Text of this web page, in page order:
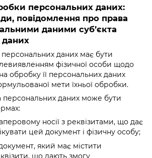
персональних даних:
повідомлення про права
даними суб’єкта
даних
персональних даних має бути
фізичної особи щодо
обробку її персональних даних
мети їхньої обробки.
персональних даних може бути
носії з реквізитами, що дає
цей документ і фізичну особу;
який має містити
що дають змогу